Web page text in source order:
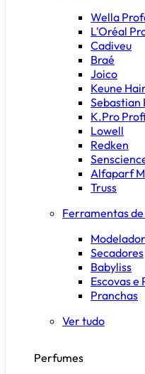
Wella
L'Oréal
Cadiveu
Braé
Joico
Keune
Sebastian
K.Pro
Lowell
Redken
Alfaparf
Truss
Ferramentas
Secadores
Babyliss
Escovas e
Pranchas
Ver tudo
Perfumes